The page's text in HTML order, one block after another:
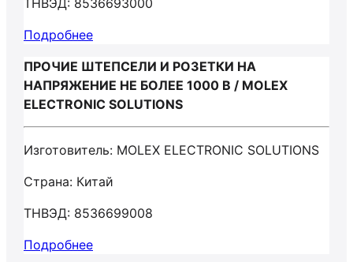
ТНВЭД: 8536693000
Подробнее
ПРОЧИЕ ШТЕПСЕЛИ И РОЗЕТКИ НА
НАПРЯЖЕНИЕ НЕ БОЛЕЕ 1000 В / MOLEX
ELECTRONIC SOLUTIONS
Изготовитель: MOLEX ELECTRONIC SOLUTIONS
Страна: Китай
ТНВЭД: 8536699008
Подробнее